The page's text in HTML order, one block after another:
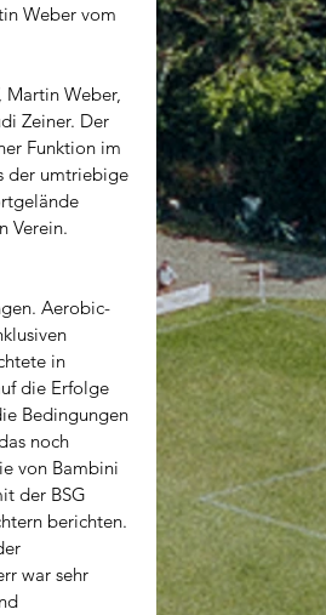
Weber vom
Martin Weber,
Zeiner. Der
Funktion im
der umtriebige
Verein.
Aerobic-
in
die Erfolge
Bedingungen
noch
von Bambini
der BSG
berichten.
war sehr